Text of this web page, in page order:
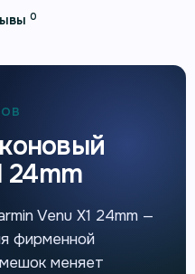
0
24mm
Venu X1 24mm —
фирменной
меняет